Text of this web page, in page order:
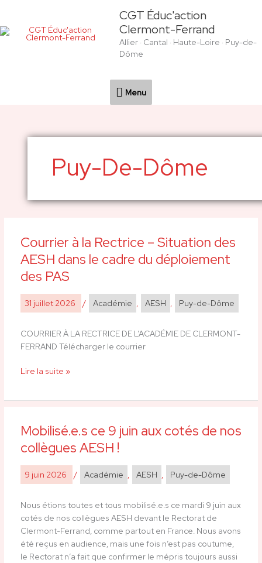
contenu
CGT Éduc'action
Clermont-Ferrand
Allier · Cantal · Haute-Loire · Puy-de-
Dôme
Menu
Menu
Puy-De-Dôme
Courrier à la Rectrice – Situation des
AESH dans le cadre du déploiement
des PAS
31 juillet 2026 / Académie , AESH , Puy-de-Dôme
COURRIER À LA RECTRICE DE L’ACADÉMIE DE CLERMONT-
FERRAND Télécharger le courrier
Courrier
à
la
Rectrice
Situation
AESH
dans
cadre
Lire la suite »
Mobilisé.e.s ce 9 juin aux cotés de nos
collègues AESH !
9 juin 2026 / Académie , AESH , Puy-de-Dôme
Nous étions toutes et tous mobilisé.e.s ce mardi 9 juin aux
cotés de nos collègues AESH devant le Rectorat de
Clermont-Ferrand, comme partout en France. Nous avons
été reçus en audience, mais une fois n’est pas coutume,
le Rectorat n’a fait que confirmer le mépris toujours aussi
Mobilisé.e.s
9
juin
aux
de
nos
collègues
AESH
!